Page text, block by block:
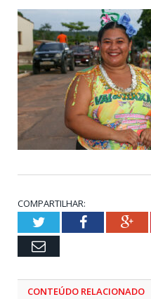
COMPARTILHAR:
TwitterFacebook
Email
CONTEÚDO RELACIONADO